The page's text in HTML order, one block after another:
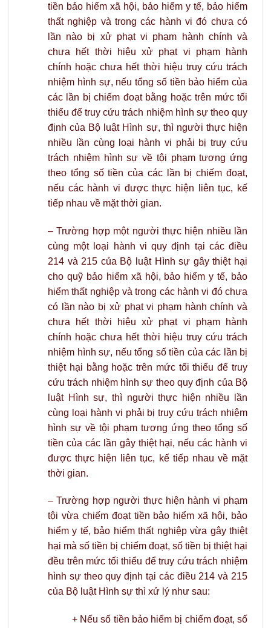
tiền bảo hiểm xã hội, bảo hiểm y tế, bảo hiểm
thất nghiệp và trong các hành vi đó chưa có
lần nào bị xử phạt vi phạm hành chính và
chưa hết thời hiệu xử phạt vi phạm hành
chính hoặc chưa hết thời hiệu truy cứu trách
nhiệm hình sự, nếu tổng số tiền bảo hiểm của
các lần bị chiếm đoạt bằng hoặc trên mức tối
thiểu để truy cứu trách nhiệm hình sự theo quy
định của Bộ luật Hình sự, thì người thực hiện
nhiều lần cùng loại hành vi phải bị truy cứu
trách nhiệm hình sự về tội phạm tương ứng
theo tổng số tiền của các lần bị chiếm đoạt,
nếu các hành vi được thực hiện liên tục, kế
tiếp nhau về mặt thời gian.
– Trường hợp một người thực hiện nhiều lần
cùng một loại hành vi quy định tại các điều
214 và 215 của Bộ luật Hình sự gây thiệt hại
cho quỹ bảo hiểm xã hội, bảo hiểm y tế, bảo
hiểm thất nghiệp và trong các hành vi đó chưa
có lần nào bị xử phạt vi phạm hành chính và
chưa hết thời hiệu xử phạt vi phạm hành
chính hoặc chưa hết thời hiệu truy cứu trách
nhiệm hình sự, nếu tổng số tiền của các lần bị
thiệt hại bằng hoặc trên mức tối thiểu để truy
cứu trách nhiệm hình sự theo quy định của Bộ
luật Hình sự, thì người thực hiện nhiều lần
cùng loại hành vi phải bị truy cứu trách nhiệm
hình sự về tội phạm tương ứng theo tổng số
tiền của các lần gây thiệt hại, nếu các hành vi
được thực hiện liên tục, kế tiếp nhau về mặt
thời gian.
– Trường hợp người thực hiện hành vi phạm
tội vừa chiếm đoạt tiền bảo hiểm xã hội, bảo
hiểm y tế, bảo hiểm thất nghiệp vừa gây thiệt
hại mà số tiền bị chiếm đoạt, số tiền bị thiệt hại
đều trên mức tối thiểu để truy cứu trách nhiệm
hình sự theo quy định tại các điều 214 và 215
của Bộ luật Hình sự thì xử lý như sau:
+ Nếu số tiền bảo hiểm bị chiếm đoạt, số